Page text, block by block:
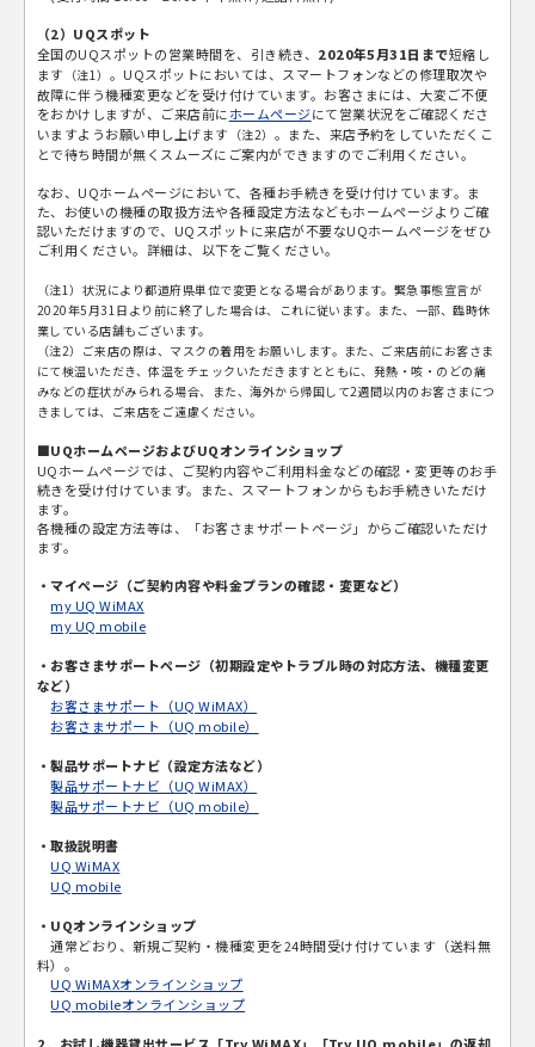
（2）UQスポット
全国のUQスポットの営業時間を、引き続き、 2020年5月31日まで短縮し
ます （注1） 。UQスポットにおいては、スマートフォンなどの修理取次や
故障に伴う機種変更などを受け付けています。お客さまには、大変ご不便
をおかけしますが、ご来店前にホームページにて営業状況をご確認くださ
いますようお願い申し上げます （注2） 。また、来店予約をしていただくこ
とで待ち時間が無くスムーズにご案内ができますのでご利用ください。
なお、UQホームページにおいて、各種お手続きを受け付けています。ま
た、お使いの機種の取扱方法や各種設定方法などもホームページよりご確
認いただけますので、UQスポットに来店が不要なUQホームページをぜひ
ご利用ください。詳細は、以下をご覧ください。
（注1）状況により都道府県単位で変更となる場合があります。緊急事態宣言が
2020年5月31日より前に終了した場合は、これに従います。また、一部、臨時休
業している店舗もございます。
（注2）ご来店の際は、マスクの着用をお願いします。また、ご来店前にお客さま
にて検温いただき、体温をチェックいただきますとともに、発熱・咳・のどの痛
みなどの症状がみられる場合、また、海外から帰国して2週間以内のお客さまにつ
きましては、ご来店をご遠慮ください。
■UQホームページおよびUQオンラインショップ
UQホームページでは、ご契約内容やご利用料金などの確認・変更等のお手
続きを受け付けています。また、スマートフォンからもお手続きいただけ
ます。
各機種の設定方法等は、「お客さまサポートページ」からご確認いただけ
ます。
・マイページ（ご契約内容や料金プランの確認・変更など）
my UQ WiMAX
my UQ mobile
・お客さまサポートページ（初期設定やトラブル時の対応方法、機種変更
など）
お客さまサポート（UQ WiMAX）
お客さまサポート（UQ mobile）
・製品サポートナビ（設定方法など）
製品サポートナビ（UQ WiMAX）
製品サポートナビ（UQ mobile）
・取扱説明書
UQ WiMAX
UQ mobile
・UQオンラインショップ
通常どおり、新規ご契約・機種変更を24時間受け付けています（送料無
料）。
UQ WiMAXオンラインショップ
UQ mobileオンラインショップ